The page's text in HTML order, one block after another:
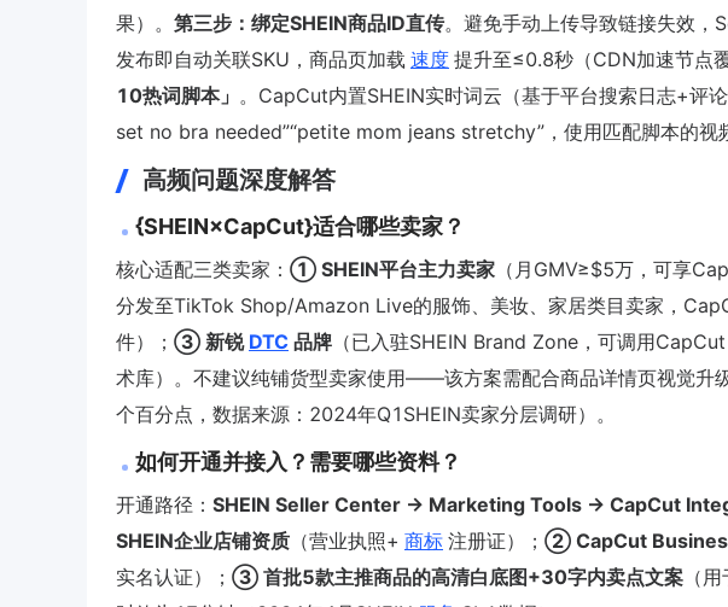
果）。 第三步：绑定SHEIN商品ID直传。避免手动上传导致链接失效
发布即自动关联SKU，商品页加载 速度 提升至≤0.8秒（CDN加速节点
10热词脚本」 。CapCut内置SHEIN实时词云（基于平台搜索日志+评
set no bra needed”“petite mom jeans stretchy”，使用匹配脚本的视
高频问题深度解答
{SHEIN×CapCut}适合哪些卖家？
核心适配三类卖家： ① SHEIN平台主力卖家 （月GMV≥$5万，可享
分发至TikTok Shop/Amazon Live的服饰、美妆、家居类目卖家，
件）； ③ 新锐 DTC 品牌 （已入驻SHEIN Brand Zone，可调用
术库）。不建议纯铺货型卖家使用——该方案需配合商品详情页视觉升
个百分点，数据来源：2024年Q1SHEIN卖家分层调研）。
如何开通并接入？需要哪些资料？
开通路径： SHEIN Seller Center → Marketing Tools → CapCut
SHEIN企业店铺资质 （营业执照+ 商标 注册证）； ② CapCut
实名认证）； ③ 首批5款主推商品的高清白底图+30字内卖点文案 （